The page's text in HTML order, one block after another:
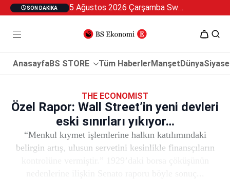
SON DAKIKA 5 Ağustos 2026 Çarşamba Swan Özel 2
AnasayfaBS STORE Tüm HaberlerManşetDünya
THE ECONOMIST
Özel Rapor: Wall Street’in yeni devleri
eski sınırları yıkıyor…
“Menkul kıymet işlemlerine halkın katılımındaki
belirgin artış, ulusun servetini kesinlikle finansçıların